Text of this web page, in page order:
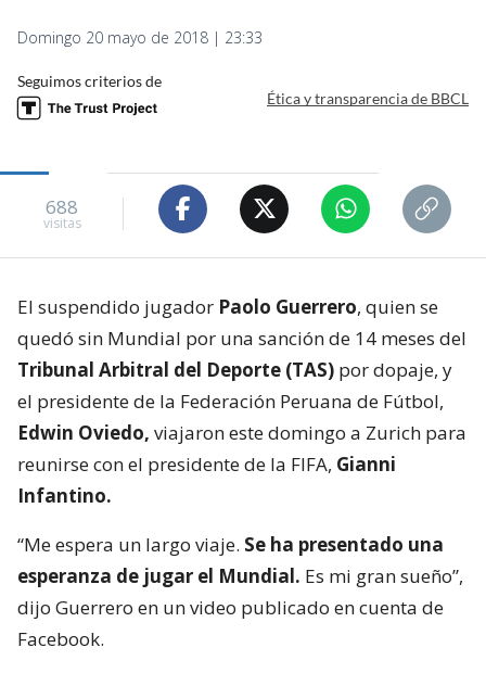
Domingo 20 mayo de 2018 | 23:33
Seguimos criterios de
Ética y transparencia de BBCL
688
visitas
El suspendido jugador Paolo Guerrero, quien se
quedó sin Mundial por una sanción de 14 meses del
Tribunal Arbitral del Deporte (TAS) por dopaje, y
el presidente de la Federación Peruana de Fútbol,
Edwin Oviedo, viajaron este domingo a Zurich para
reunirse con el presidente de la FIFA, Gianni
Infantino.
“Me espera un largo viaje. Se ha presentado una
esperanza de jugar el Mundial. Es mi gran sueño”,
dijo Guerrero en un video publicado en cuenta de
Facebook.